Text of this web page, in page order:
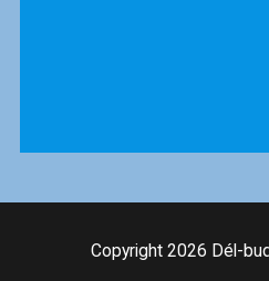
Copyright 2026 Dél-